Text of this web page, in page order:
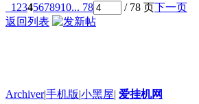
1 2345678910... 78 / 78 页下一页
返回列表
Archiver|手机版|小黑屋| 爱挂机网